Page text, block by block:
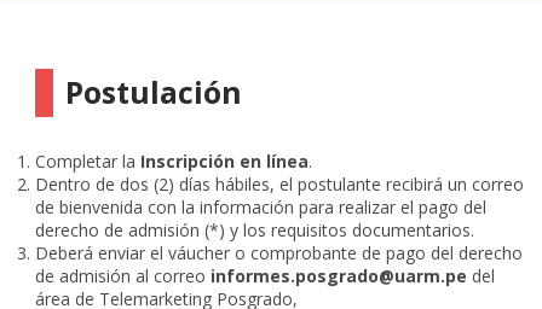
Postulación
Completar la Inscripción en línea.
Dentro de dos (2) días hábiles, el postulante recibirá un correo
de bienvenida con la información para realizar el pago del
derecho de admisión (*) y los requisitos documentarios.
Deberá enviar el váucher o comprobante de pago del derecho
de admisión al correo informes.posgrado@uarm.pe del
área de Telemarketing Posgrado,